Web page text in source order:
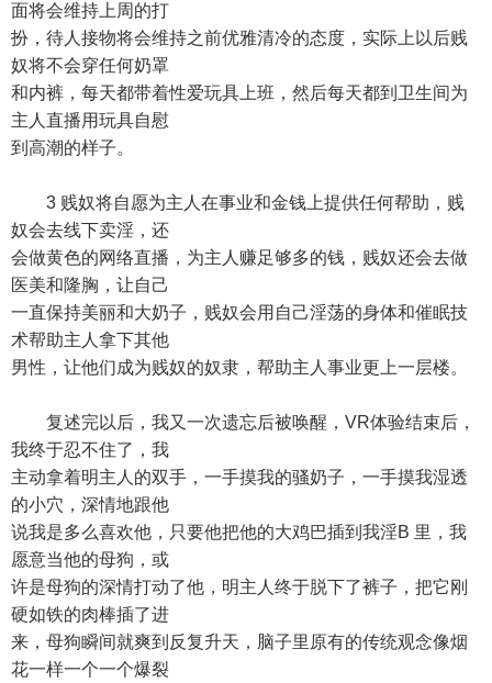
面将会维持上周的打
扮，待人接物将会维持之前优雅清冷的态度，实际上以后贱
奴将不会穿任何奶罩
和内裤，每天都带着性爱玩具上班，然后每天都到卫生间为
主人直播用玩具自慰
到高潮的样子。
3 贱奴将自愿为主人在事业和金钱上提供任何帮助，贱
奴会去线下卖淫，还
会做黄色的网络直播，为主人赚足够多的钱，贱奴还会去做
医美和隆胸，让自己
一直保持美丽和大奶子，贱奴会用自己淫荡的身体和催眠技
术帮助主人拿下其他
男性，让他们成为贱奴的奴隶，帮助主人事业更上一层楼。
复述完以后，我又一次遗忘后被唤醒，VR体验结束后，
我终于忍不住了，我
主动拿着明主人的双手，一手摸我的骚奶子，一手摸我湿透
的小穴，深情地跟他
说我是多么喜欢他，只要他把他的大鸡巴插到我淫B 里，我
愿意当他的母狗，或
许是母狗的深情打动了他，明主人终于脱下了裤子，把它刚
硬如铁的肉棒插了进
来，母狗瞬间就爽到反复升天，脑子里原有的传统观念像烟
花一样一个一个爆裂